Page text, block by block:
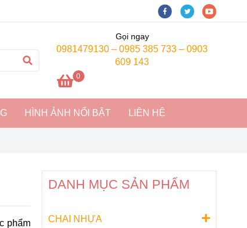
Gọi ngay
0981479130 – 0985 385 733 – 0903
609 143
0
HÌNH ẢNH NỔI BẬT LIÊN HỆ
phẩm
DANH MỤC SẢN PHẨM
CHAI NHỰA